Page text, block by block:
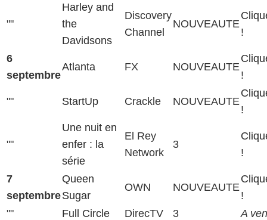
""
Harley and
the
Davidsons
Discovery
Channel
NOUVEAUTE
!
6
septembre
Atlanta FX NOUVEAUTE
!
"" StartUp Crackle NOUVEAUTE
!
""
Une nuit en
enfer : la
série
El Rey
Network
3
!
7
septembre
Queen
Sugar
OWN NOUVEAUTE
!
""
Full Circle DirecTV 3
A